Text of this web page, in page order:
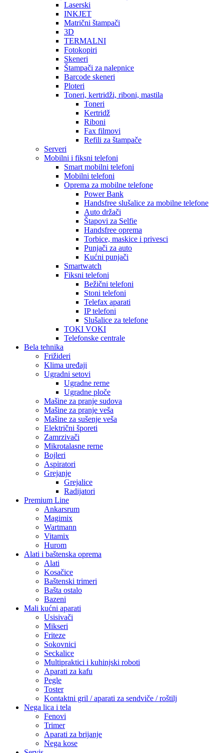
Laserski
INKJET
Matrični štampači
3D
TERMALNI
Fotokopiri
Skeneri
Štampači za nalepnice
Barcode skeneri
Ploteri
Toneri, kertridži, riboni, mastila
Toneri
Kertridž
Riboni
Fax filmovi
Refili za štampače
Serveri
Mobilni i fiksni telefoni
Smart mobilni telefoni
Mobilni telefoni
Oprema za mobilne telefone
Power Bank
Handsfree slušalice za mobilne telefone
Auto držači
Štapovi za Selfie
Handsfree oprema
Torbice, maskice i privesci
Punjači za auto
Kućni punjači
Smartwatch
Fiksni telefoni
Bežični telefoni
Stoni telefoni
Telefax aparati
IP telefoni
Slušalice za telefone
TOKI VOKI
Telefonske centrale
Bela tehnika
Frižideri
Klima uređaji
Ugradni setovi
Ugradne rerne
Ugradne ploče
Mašine za pranje sudova
Mašine za pranje veša
Mašine za sušenje veša
Električni šporeti
Zamrzivači
Mikrotalasne rerne
Bojleri
Aspiratori
Grejanje
Grejalice
Radijatori
Premium Line
Ankarsrum
Magimix
Wartmann
Vitamix
Hurom
Alati i baštenska oprema
Alati
Kosačice
Baštenski trimeri
Bašta ostalo
Bazeni
Mali kućni aparati
Usisivači
Mikseri
Friteze
Sokovnici
Seckalice
Multipraktici i kuhinjski roboti
Aparati za kafu
Pegle
Toster
Kontaktni gril / aparati za sendviče / roštilj
Nega lica i tela
Fenovi
Trimer
Aparati za brijanje
Nega kose